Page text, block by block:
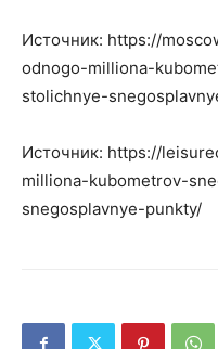
Источник: https://
odnogo-milliona-
stolichnye-
Источник: https://
milliona-kubometrov-
snegosplavnye-punkty/